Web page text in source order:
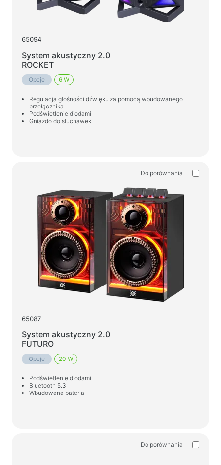
65094
System akustyczny 2.0
ROCKET
Opcje 6 W
Regulacja głośności dźwięku za pomocą wbudowanego
przełącznika
Podświetlenie diodami
Gniazdo do słuchawek
Do porównania
65087
System akustyczny 2.0
FUTURO
Opcje 20 W
Podświetlenie diodami
Bluetooth 5.3
Wbudowana bateria
Do porównania